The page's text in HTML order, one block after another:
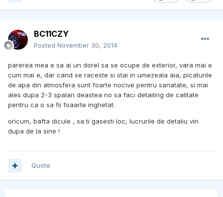
BC11CZY
Posted November 30, 2014
parerea mea e sa ai un dorel sa se ocupe de exterior, vara mai e
cum mai e, dar cand se raceste si stai in umezeala aia, picaturile
de apa din atmosfera sunt foarte nocive pentru sanatate, si mai
ales dupa 2-3 spalari deastea no sa faci detailing de calitate
pentru ca o sa fii foaarte inghetat.
oricum, bafta dicule , sa ti gasesti loc, lucrurile de detaliu vin
dupa de la sine !
Quote